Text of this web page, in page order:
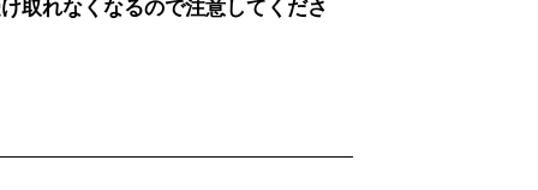
取れなくなるので注意してくださ